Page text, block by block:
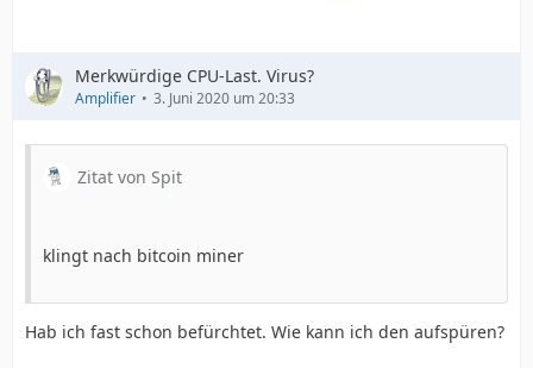
Merkwürdige CPU-Last. Virus?
Amplifier 3. Juni 2020 um 20:33
Zitat von Spit
klingt nach bitcoin miner
Hab ich fast schon befürchtet. Wie kann ich den aufspüren?